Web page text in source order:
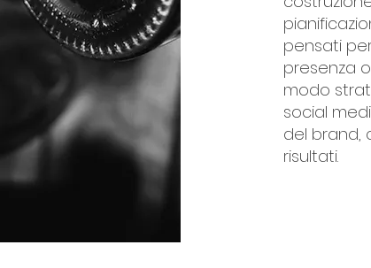
pensati
presenza
modo
social
del brand,
risultati.